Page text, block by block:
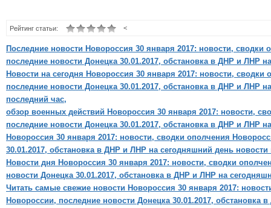
<
Рейтинг статьи:
Последние новости Новороссия 30 января 2017: новости, сводки
последние новости Донецка 30.01.2017, обстановка в ДНР и ЛНР
Новости на сегодня Новороссия 30 января 2017: новости, сводки
последние новости Донецка 30.01.2017, обстановка в ДНР и ЛНР
последний час,
обзор военных действий Новороссия 30 января 2017: новости,
последние новости Донецка 30.01.2017, обстановка в ДНР и ЛНР
Новороссия 30 января 2017: новости, сводки ополчения
30.01.2017, обстановка в ДНР и ЛНР на сегодняшний день новости
Новости дня Новороссия 30 января 2017: новости, сводки
новости Донецка 30.01.2017, обстановка в ДНР и ЛНР на
Читать самые свежие новости Новороссия 30 января 2017:
Новороссии, последние новости Донецка 30.01.2017, обстановка